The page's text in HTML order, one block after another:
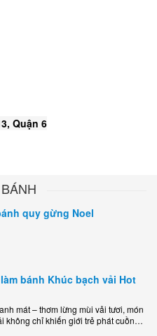
Quận 6
quy gừng Noel
bánh Khúc bạch vải Hot
mát – thơm lừng mùi vải tươi, món
không chỉ khiến giới trẻ phát cuồng